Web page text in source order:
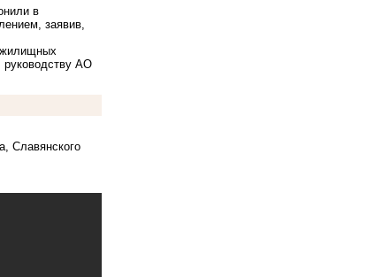
в
заявив,
жилищных
руководству АО
, Славянского